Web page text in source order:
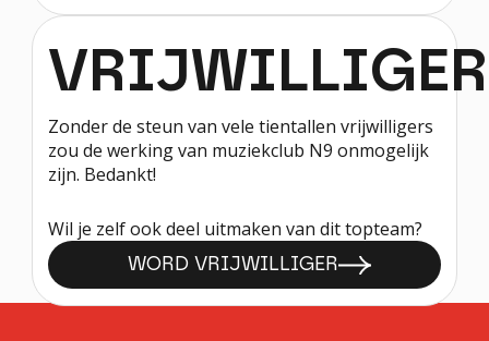
Zonder de steun van vele tientallen vrijwilligers
zou de werking van muziekclub N9 onmogelijk
zijn. Bedankt!
Wil je zelf ook deel uitmaken van dit topteam?
WORD VRIJWILLIGER